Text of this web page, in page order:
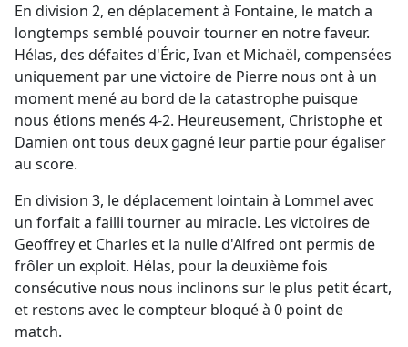
En division 2, en déplacement à Fontaine, le match a
longtemps semblé pouvoir tourner en notre faveur.
Hélas, des défaites d'Éric, Ivan et Michaël, compensées
uniquement par une victoire de Pierre nous ont à un
moment mené au bord de la catastrophe puisque
nous étions menés 4-2. Heureusement, Christophe et
Damien ont tous deux gagné leur partie pour égaliser
au score.
En division 3, le déplacement lointain à Lommel avec
un forfait a failli tourner au miracle. Les victoires de
Geoffrey et Charles et la nulle d'Alfred ont permis de
frôler un exploit. Hélas, pour la deuxième fois
consécutive nous nous inclinons sur le plus petit écart,
et restons avec le compteur bloqué à 0 point de
match.